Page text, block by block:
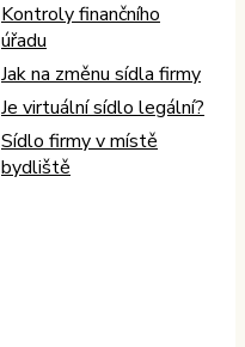
Kontroly finančního
úřadu
Jak na změnu sídla firmy
Je virtuální sídlo legální?
Sídlo firmy v místě
bydliště